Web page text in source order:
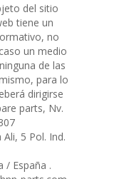
del sitio
tiene un
no
un medio
de las
para lo
dirigirse
parts, Nv.
5 Pol. Ind.
/ España .